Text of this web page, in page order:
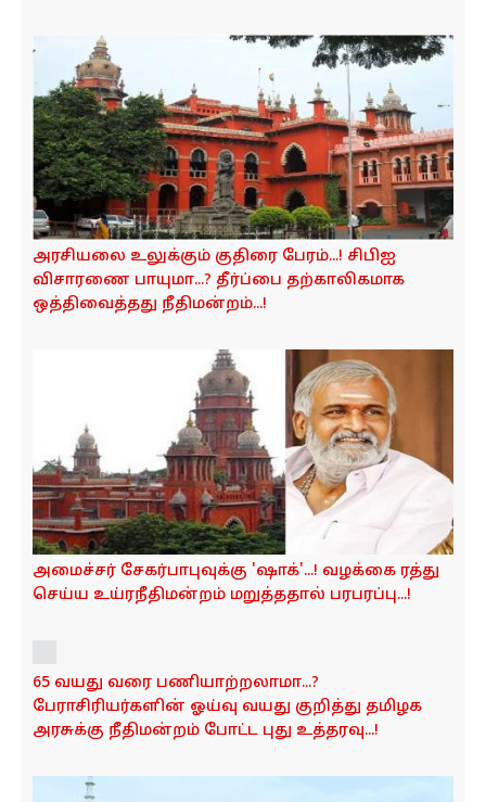
அரசியலை உலுக்கும் குதிரை பேரம்...! சிபிஐ
விசாரணை பாயுமா...? தீர்ப்பை தற்காலிகமாக
ஒத்திவைத்தது நீதிமன்றம்...!
அமைச்சர் சேகர்பாபுவுக்கு 'ஷாக்'...! வழக்கை ரத்து
செய்ய உய்ரநீதிமன்றம் மறுத்ததால் பரபரப்பு...!